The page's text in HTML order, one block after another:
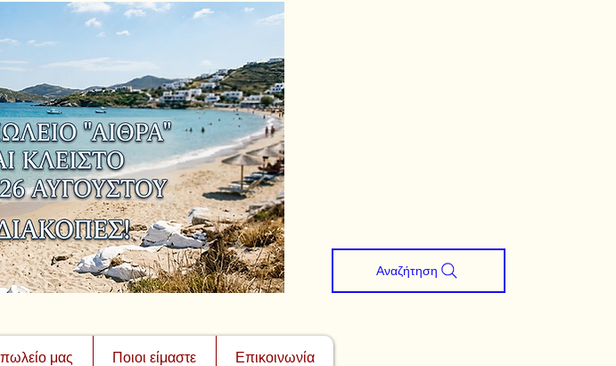
μας Ποιοι είμαστε Επικοινωνία
Αναζήτηση